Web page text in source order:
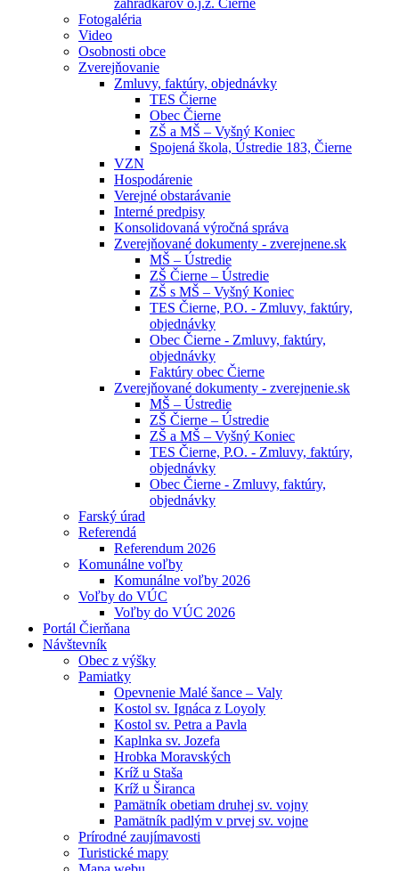
záhradkárov o.j.z. Čierne
Fotogaléria
Video
Osobnosti obce
Zverejňovanie
Zmluvy, faktúry, objednávky
TES Čierne
Obec Čierne
ZŠ a MŠ – Vyšný Koniec
Spojená škola, Ústredie 183, Čierne
VZN
Hospodárenie
Verejné obstarávanie
Interné predpisy
Konsolidovaná výročná správa
Zverejňované dokumenty - zverejnene.sk
MŠ – Ústredie
ZŠ Čierne – Ústredie
ZŠ s MŠ – Vyšný Koniec
TES Čierne, P.O. - Zmluvy, faktúry,
objednávky
Obec Čierne - Zmluvy, faktúry,
objednávky
Faktúry obec Čierne
Zverejňované dokumenty - zverejnenie.sk
MŠ – Ústredie
ZŠ Čierne – Ústredie
ZŠ a MŠ – Vyšný Koniec
TES Čierne, P.O. - Zmluvy, faktúry,
objednávky
Obec Čierne - Zmluvy, faktúry,
objednávky
Farský úrad
Referendá
Referendum 2026
Komunálne voľby
Komunálne voľby 2026
Voľby do VÚC
Voľby do VÚC 2026
Portál Čierňana
Návštevník
Obec z výšky
Pamiatky
Opevnenie Malé šance – Valy
Kostol sv. Ignáca z Loyoly
Kostol sv. Petra a Pavla
Kaplnka sv. Jozefa
Hrobka Moravských
Kríž u Staša
Kríž u Širanca
Pamätník obetiam druhej sv. vojny
Pamätník padlým v prvej sv. vojne
Prírodné zaujímavosti
Turistické mapy